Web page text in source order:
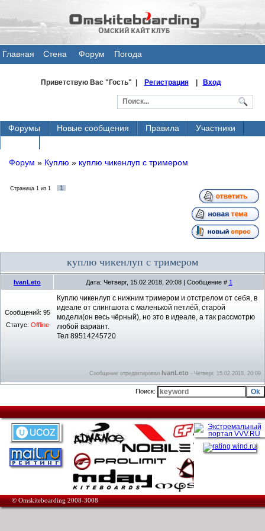
Главная
Стена
Форум Погода
Приветствую Вас"Гость" | Регистрация| Вход
Форумы Новые сообщения Правила
Участники
Форум » Куплю » куплю чикенлуп с тримером
Страница 1 из 1 1
куплю чикенлуп с тримером
IvanLeto Дата: Четверг, 15.02.2018, 20:08 | Сообщение # 1
Сообщений: 95
Статус: Offline
Куплю чикенлуп с нижним тримером и отстрелом от себя, в
идеале от слингшота с маленькой петлёй, старой
модели(он весь чёрный), но это в идеале, а так рассмотрю
любой вариант.
Тел 89514245720
Сообщение отредактировал IvanLeto - Четверг, 15.02.2018, 20:09
Поиск:
© Omskiteboarding 2008-3008